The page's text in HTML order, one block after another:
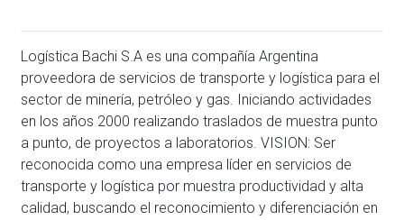
Logística Bachi S.A es una compañía Argentina
proveedora de servicios de transporte y logística para el
sector de minería, petróleo y gas. Iniciando actividades
en los años 2000 realizando traslados de muestra punto
a punto, de proyectos a laboratorios. VISION: Ser
reconocida como una empresa líder en servicios de
transporte y logística por muestra productividad y alta
calidad, buscando el reconocimiento y diferenciación en